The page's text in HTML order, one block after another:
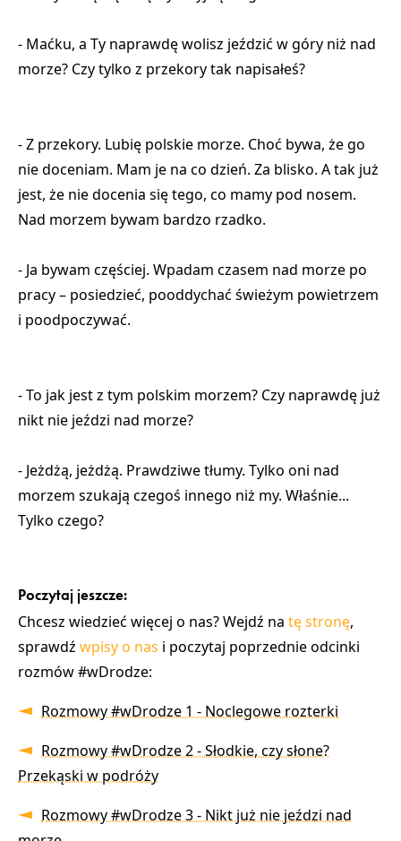
- Maćku, a Ty naprawdę wolisz jeździć w góry niż nad
morze? Czy tylko z przekory tak napisałeś?
- Z przekory. Lubię polskie morze. Choć bywa, że go
nie doceniam. Mam je na co dzień. Za blisko. A tak już
jest, że nie docenia się tego, co mamy pod nosem.
Nad morzem bywam bardzo rzadko.
- Ja bywam częściej. Wpadam czasem nad morze po
pracy – posiedzieć, pooddychać świeżym powietrzem
i poodpoczywać.
- To jak jest z tym polskim morzem? Czy naprawdę już
nikt nie jeździ nad morze?
- Jeżdżą, jeżdżą. Prawdziwe tłumy. Tylko oni nad
morzem szukają czegoś innego niż my. Właśnie...
Tylko czego?
Poczytaj jeszcze:
Chcesz wiedzieć więcej o nas? Wejdź na tę stronę,
sprawdź wpisy o nas i poczytaj poprzednie odcinki
rozmów #wDrodze:
Rozmowy #wDrodze 1 - Noclegowe rozterki
Rozmowy #wDrodze 2 - Słodkie, czy słone?
Przekąski w podróży
Rozmowy #wDrodze 3 - Nikt już nie jeździ nad